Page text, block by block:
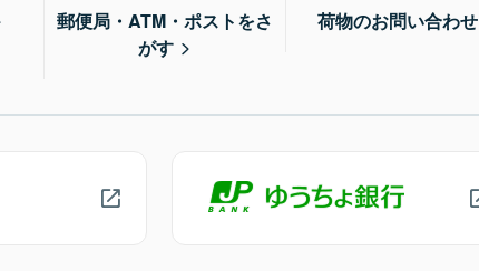
郵便局・ATM・ポストをさ
がす
荷物のお問い合わせ